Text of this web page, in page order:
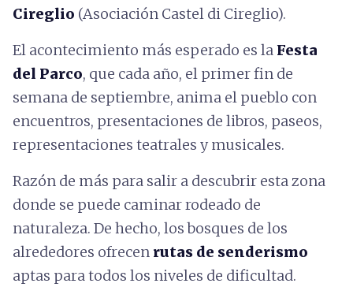
Cireglio (Asociación Castel di Cireglio).
El acontecimiento más esperado es la Festa
del Parco, que cada año, el primer fin de
semana de septiembre, anima el pueblo con
encuentros, presentaciones de libros, paseos,
representaciones teatrales y musicales.
Razón de más para salir a descubrir esta zona
donde se puede caminar rodeado de
naturaleza. De hecho, los bosques de los
alrededores ofrecen rutas de senderismo
aptas para todos los niveles de dificultad.